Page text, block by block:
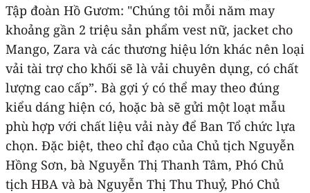
Tập đoàn Hồ Gươm: "Chúng tôi mỗi năm may
khoảng gần 2 triệu sản phẩm vest nữ, jacket cho
Mango, Zara và các thương hiệu lớn khác nên loại
vải tài trợ cho khối sẽ là vải chuyên dụng, có chất
lượng cao cấp”. Bà gợi ý có thể may theo đúng
kiểu dáng hiện có, hoặc bà sẽ gửi một loạt mẫu
phù hợp với chất liệu vải này để Ban Tổ chức lựa
chọn. Đặc biệt, theo chỉ đạo của Chủ tịch Nguyễn
Hồng Sơn, bà Nguyễn Thị Thanh Tâm, Phó Chủ
tịch HBA và bà Nguyễn Thị Thu Thuỷ, Phó Chủ